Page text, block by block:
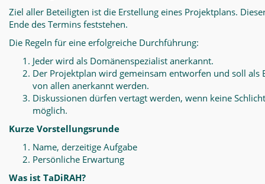
Ziel aller Beteiligten ist die Erstellung eines Projektplans.
Ende des Termins feststehen.
Die Regeln für eine erfolgreiche Durchführung:
Jeder wird als Domänenspezialist anerkannt.
Der Projektplan wird gemeinsam entworfen und soll als
von allen anerkannt werden.
Diskussionen dürfen vertagt werden, wenn keine
möglich.
Kurze Vorstellungsrunde
Name, derzeitige Aufgabe
Persönliche Erwartung
Was ist TaDiRAH?